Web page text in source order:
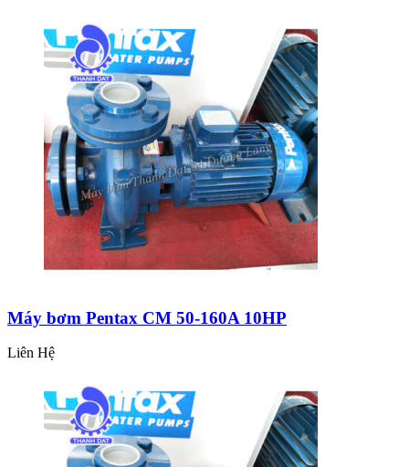
Máy bơm Pentax CM 50-160A 10HP
Liên Hệ